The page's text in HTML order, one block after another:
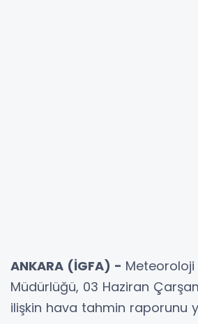
ANKARA (İGFA) - Meteoroloji
Müdürlüğü, 03 Haziran
ilişkin hava tahmin raporunu